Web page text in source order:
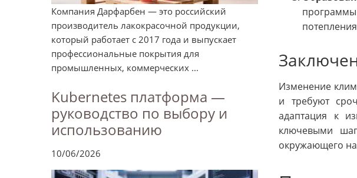
Компания Дарфарбен — это российский
производитель лакокрасочной продукции,
который работает с 2017 года и выпускает
профессиональные покрытия для
промышленных, коммерческих ...
Kubernetes платформа —
руководство по выбору и
использованию
10/06/2026
программы
Изменение
и требуют
адаптация к
ключевыми
окружающего